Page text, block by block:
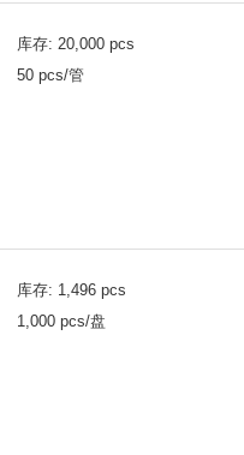
库存: 20,000 pcs
50 pcs/管
库存: 1,496 pcs
1,000 pcs/盘